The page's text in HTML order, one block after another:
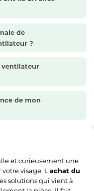
de
?
ventilateur
de mon
et curieusement une
visage. L'achat du
solutions qui vient à